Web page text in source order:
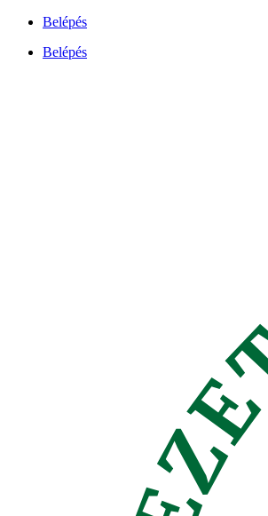
Ugrás
tartalomhoz
Belépés
Belépés